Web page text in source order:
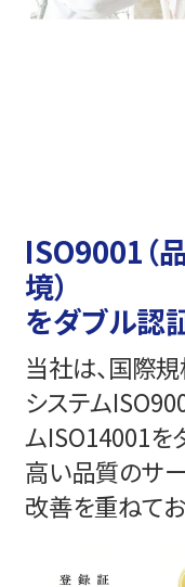
ISO9001（
境）
をダブル認
当社は、国際
システム
ムISO14001を
高い品質のサ
改善を重ねてお